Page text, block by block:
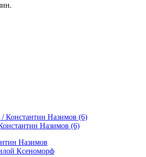
Назимов (6)
Назимов
Ксеноморф